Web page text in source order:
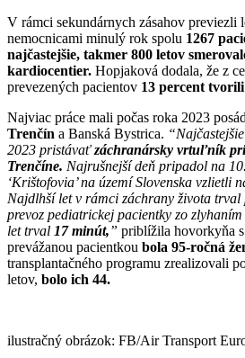
V rámci sekundárnych zásahov previezli
nemocnicami minulý rok spolu 1267
najčastejšie, takmer 800 letov
kardiocentier. Hopjaková dodala, že z
prevezených pacientov 13 percent
Najviac práce mali počas roka 2023
Trenčín a Banská Bystrica.
2023 pristávaťzáchranársky vrtuľník
Trenčíne. Najrušnejší deň pripadol na
‘Krištofovia’ na území Slovenska vzlietli
Najdlhší let v rámci záchrany života trval
prevoz pediatrickej pacientky zo
let trval 17 minút,” priblížila hovorkyňa
prevážanou pacientkou bola 95-ročná
transplantačného programu zrealizovali
letov, bolo ich 44.
ilustračný obrázok: FB/Air Transport